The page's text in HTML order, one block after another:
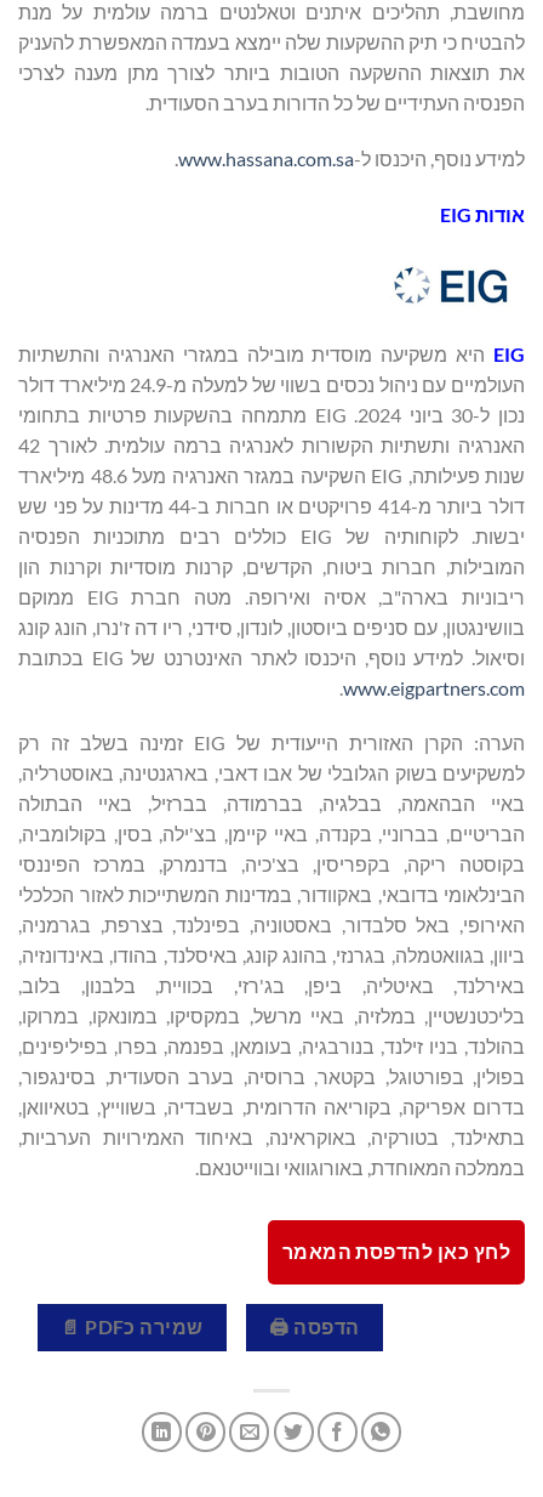
מחושבת, תהליכים איתנים וטאלנטים ברמה עולמית על מנת
להבטיח כי תיק ההשקעות שלה יימצא בעמדה המאפשרת להעניק
את תוצאות ההשקעה הטובות ביותר לצורך מתן מענה לצרכי
הפנסיה העתידיים של כל הדורות בערב הסעודית.
למידע נוסף, היכנסו ל-www.hassana.com.sa
.
אודות EIG
EIG היא משקיעה מוסדית מובילה במגזרי האנרגיה והתשתיות
העולמיים עם ניהול נכסים בשווי של למעלה מ-24.9 מיליארד דולר
נכון ל-30 ביוני 2024. EIG מתמחה בהשקעות פרטיות בתחומי
האנרגיה ותשתיות הקשורות לאנרגיה ברמה עולמית. לאורך 42
שנות פעילותה, EIG השקיעה במגזר האנרגיה מעל 48.6 מיליארד
דולר ביותר מ-414 פרויקטים או חברות ב-44 מדינות על פני שש
יבשות. לקוחותיה של EIG כוללים רבים מתוכניות הפנסיה
המובילות, חברות ביטוח, הקדשים, קרנות מוסדיות וקרנות הון
ריבוניות בארה"ב, אסיה ואירופה. מטה חברת EIG ממוקם
בוושינגטון, עם סניפים ביוסטון, לונדון, סידני, ריו דה ז'נרו, הונג קונג
וסיאול. למידע נוסף, היכנסו לאתר האינטרנט של EIG בכתובת
www.eigpartners.com
הערה: הקרן האזורית הייעודית של EIG זמינה בשלב זה רק
למשקיעים בשוק הגלובלי של אבו דאבי, בארגנטינה, באוסטרליה,
באיי הבהאמה, בבלגיה, בברמודה, בברזיל, באיי הבתולה
הבריטיים, בברוניי, בקנדה, באיי קיימן, בצ'ילה, בסין, בקולומביה,
בקוסטה ריקה, בקפריסין, בצ'כיה, בדנמרק, במרכז הפיננסי
הבינלאומי בדובאי, באקוודור, במדינות המשתייכות לאזור הכלכלי
האירופי, באל סלבדור, באסטוניה, בפינלנד, בצרפת, בגרמניה,
ביוון, בגוואטמלה, בגרנזי, בהונג קונג, באיסלנד, בהודו, באינדונזיה,
באירלנד, באיטליה, ביפן, בג'רזי, בכוויית, בלבנון, בלוב,
בליכטנשטיין, במלזיה, באיי מרשל, במקסיקו, במונאקו, במרוקו,
בהולנד, בניו זילנד, בנורבגיה, בעומאן, בפנמה, בפרו, בפיליפינים,
בפולין, בפורטוגל, בקטאר, ברוסיה, בערב הסעודית, בסינגפור,
בדרום אפריקה, בקוריאה הדרומית, בשבדיה, בשווייץ, בטאיוואן,
בתאילנד, בטורקיה, באוקראינה, באיחוד האמירויות הערביות,
בממלכה המאוחדת, באורוגוואי ובווייטנאם.
לחץ כאן להדפסת המאמר
הדפסה 🖨 שמירה כPDF 📄